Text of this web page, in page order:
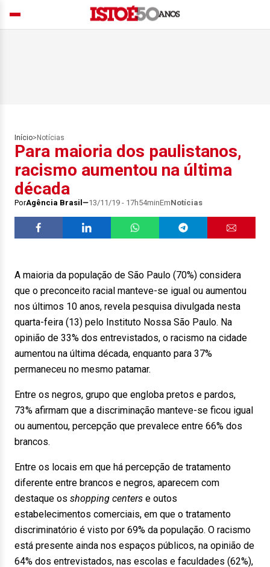
Início> Notícias
Para maioria dos paulistanos,
racismo aumentou na última
década
PorAgência Brasil 13/11/19 - 17h54minEmNotícias
A maioria da população de São Paulo (70%) considera
que o preconceito racial manteve-se igual ou aumentou
nos últimos 10 anos, revela pesquisa divulgada nesta
quarta-feira (13) pelo Instituto Nossa São Paulo. Na
opinião de 33% dos entrevistados, o racismo na cidade
aumentou na última década, enquanto para 37%
permaneceu no mesmo patamar.
Entre os negros, grupo que engloba pretos e pardos,
73% afirmam que a discriminação manteve-se ficou igual
ou aumentou, percepção que prevalece entre 66% dos
brancos.
Entre os locais em que há percepção de tratamento
diferente entre brancos e negros, aparecem com
destaque os shopping centers e outos
estabelecimentos comerciais, em que o tratamento
discriminatório é visto por 69% da população. O racismo
está presente ainda nos espaços públicos, na opinião de
64% dos entrevistados, nas escolas e faculdades (62%),